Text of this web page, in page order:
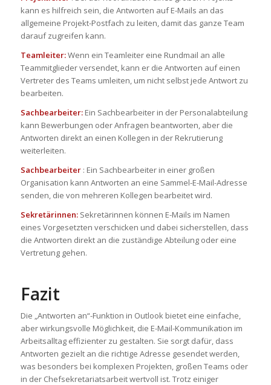
kann es hilfreich sein, die Antworten auf E-Mails an das
allgemeine Projekt-Postfach zu leiten, damit das ganze Team
darauf zugreifen kann.
Teamleiter:Wenn ein Teamleiter eine Rundmail an alle
Teammitglieder versendet, kann er die Antworten auf einen
Vertreter des Teams umleiten, um nicht selbst jede Antwort zu
bearbeiten.
Sachbearbeiter:Ein Sachbearbeiter in der Personalabteilung
kann Bewerbungen oder Anfragen beantworten, aber die
Antworten direkt an einen Kollegen in der Rekrutierung
weiterleiten.
Sachbearbeiter: Ein Sachbearbeiter in einer großen
Organisation kann Antworten an eine Sammel-E-Mail-Adresse
senden, die von mehreren Kollegen bearbeitet wird.
Sekretärinnen:Sekretärinnen können E-Mails im Namen
eines Vorgesetzten verschicken und dabei sicherstellen, dass
die Antworten direkt an die zuständige Abteilung oder eine
Vertretung gehen.
Fazit
Die „Antworten an“-Funktion in Outlook bietet eine einfache,
aber wirkungsvolle Möglichkeit, die E-Mail-Kommunikation im
Arbeitsalltag effizienter zu gestalten. Sie sorgt dafür, dass
Antworten gezielt an die richtige Adresse gesendet werden,
was besonders bei komplexen Projekten, großen Teams oder
in der Chefsekretariatsarbeit wertvoll ist. Trotz einiger